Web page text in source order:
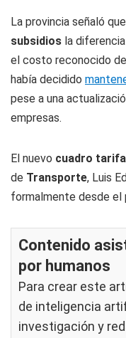
La provincia señaló
subsidios la
el costo reconocido
había decidido
pese a una
empresas.
El nuevo cuadro
de Transporte, Luis
formalmente desde el
Contenido
por humanos
Para crear este
de inteligencia
investigación y